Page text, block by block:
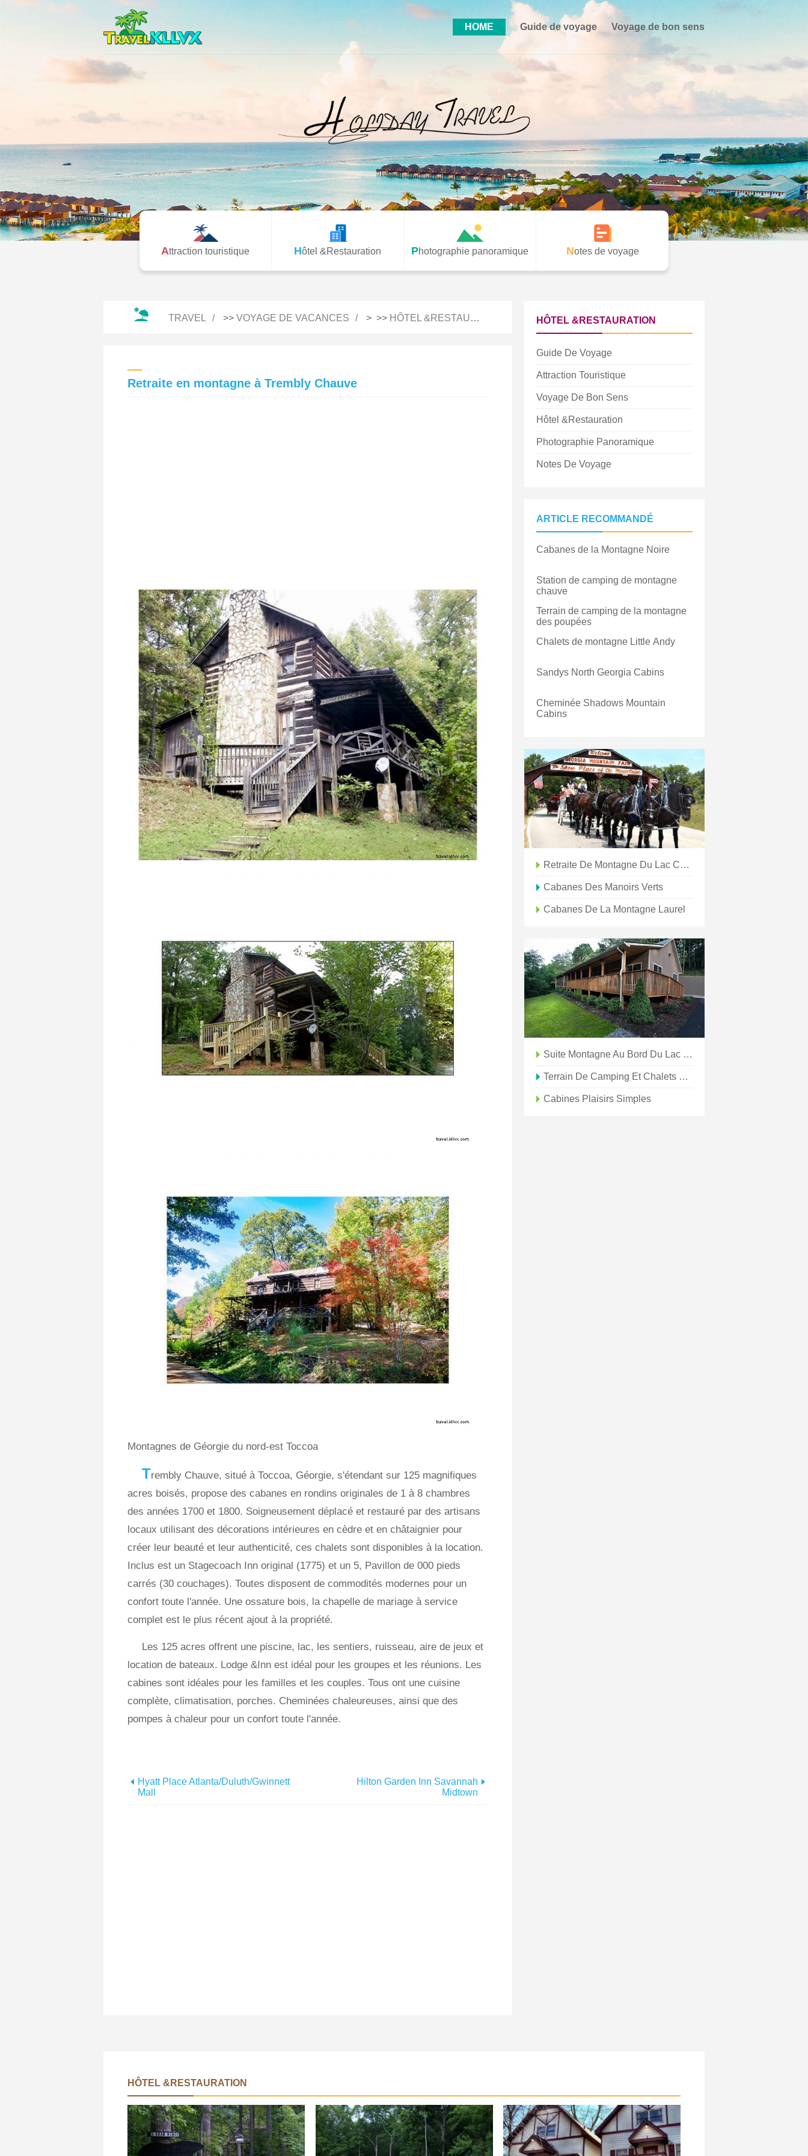
HOME Guide de voyage Voyage de bon sens
Attraction touristique Hôtel &Restauration Photographie panoramique Notes de voyage
TRAVEL >> VOYAGE DE VACANCES > >> HÔTEL &RESTAURATION
Retraite en montagne à Trembly Chauve
Montagnes de Géorgie du nord-est Toccoa
Trembly Chauve, situé à Toccoa, Géorgie, s'étendant sur 125 magnifiques
acres boisés, propose des cabanes en rondins originales de 1 à 8 chambres
des années 1700 et 1800. Soigneusement déplacé et restauré par des artisans
locaux utilisant des décorations intérieures en cèdre et en châtaignier pour
créer leur beauté et leur authenticité, ces chalets sont disponibles à la location.
Inclus est un Stagecoach Inn original (1775) et un 5, Pavillon de 000 pieds
carrés (30 couchages). Toutes disposent de commodités modernes pour un
confort toute l'année. Une ossature bois, la chapelle de mariage à service
complet est le plus récent ajout à la propriété.
Les 125 acres offrent une piscine, lac, les sentiers, ruisseau, aire de jeux et
location de bateaux. Lodge &Inn est idéal pour les groupes et les réunions. Les
cabines sont idéales pour les familles et les couples. Tous ont une cuisine
complète, climatisation, porches. Cheminées chaleureuses, ainsi que des
pompes à chaleur pour un confort toute l'année.
Hyatt Place Atlanta/Duluth/Gwinnett
Mall
Hilton Garden Inn Savannah
Midtown
HÔTEL &RESTAURATION
Guide De Voyage
Attraction Touristique
Voyage De Bon Sens
Hôtel &Restauration
Photographie Panoramique
Notes De Voyage
ARTICLE RECOMMANDÉ
Cabanes de la Montagne Noire
Station de camping de montagne
chauve
Terrain de camping de la montagne
des poupées
Chalets de montagne Little Andy
Sandys North Georgia Cabins
Cheminée Shadows Mountain
Cabins
Retraite De Montagne Du Lac Chatuge
Cabanes Des Manoirs Verts
Cabanes De La Montagne Laurel
Suite Montagne Au Bord Du Lac Hiawassee
Terrain De Camping Et Chalets Trackrock
Cabines Plaisirs Simples
HÔTEL &RESTAURATION